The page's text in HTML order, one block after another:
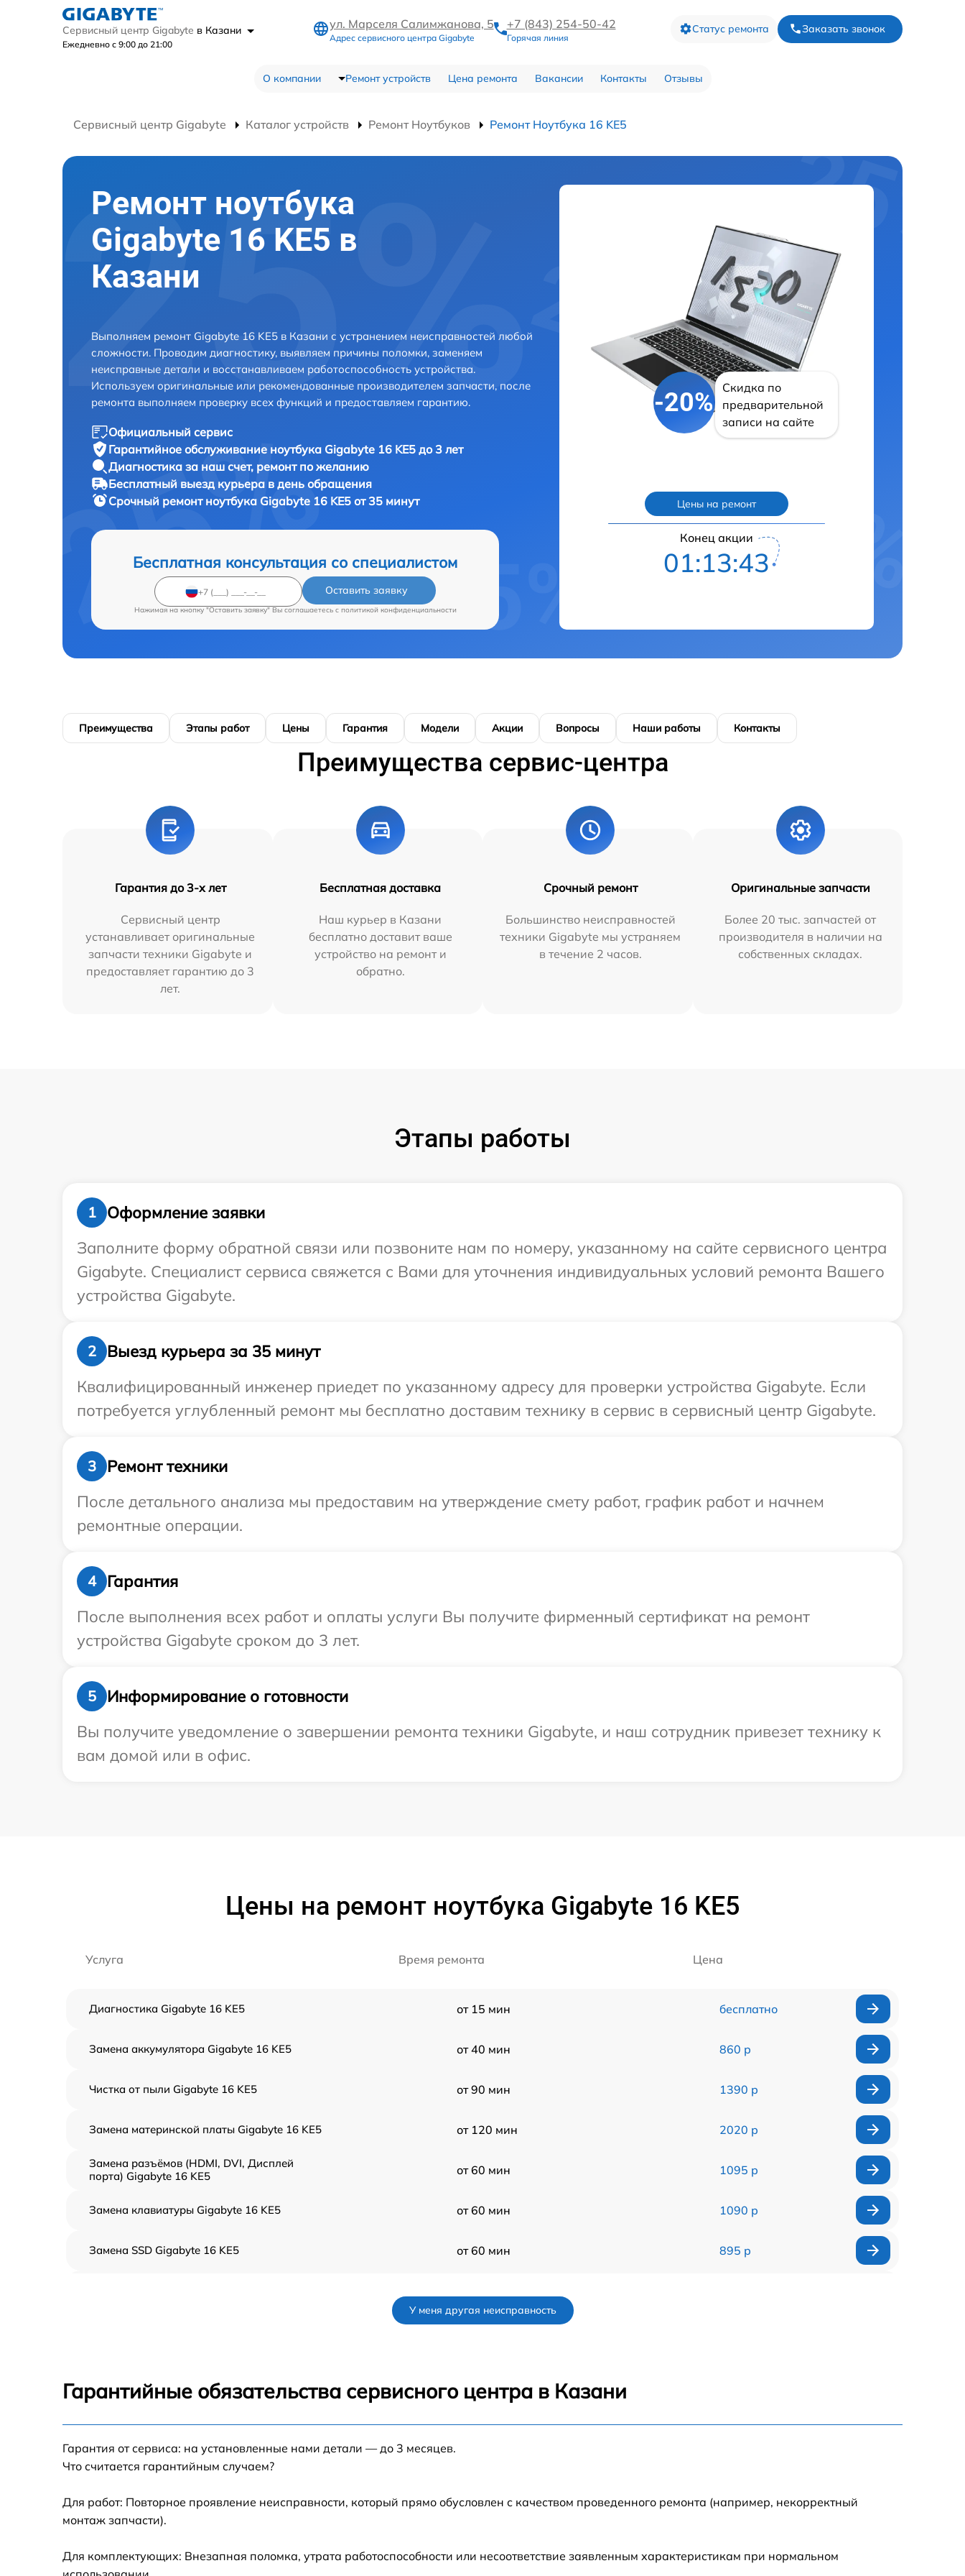
Сервисный центр Gigabyte в Казани
Ежедневно с 9:00 до 21:00
ул. Марселя Салимжанова, 5
Адрес сервисного центра Gigabyte
+7 (843) 254-50-42
Горячая линия
Статус ремонта Заказать звонок
О компании Ремонт устройств Цена ремонта Вакансии Контакты Отзывы
Сервисный центр Gigabyte Каталог устройств Ремонт Ноутбуков Ремонт Ноутбука 16 KE5
Ремонт ноутбука
Gigabyte 16 KE5 в
Казани
Выполняем ремонт Gigabyte 16 KE5 в Казани с устранением неисправностей любой
сложности. Проводим диагностику, выявляем причины поломки, заменяем
неисправные детали и восстанавливаем работоспособность устройства.
Используем оригинальные или рекомендованные производителем запчасти, после
ремонта выполняем проверку всех функций и предоставляем гарантию.
Официальный сервис
Гарантийное обслуживание ноутбука Gigabyte 16 KE5 до 3 лет
Диагностика за наш счет, ремонт по желанию
Бесплатный выезд курьера в день обращения
Срочный ремонт ноутбука Gigabyte 16 KE5 от 35 минут
Бесплатная консультация со специалистом
Оставить заявку
Нажимая на кнопку "Оставить заявку" Вы соглашаетесь c политикой конфиденциальности
-20%
Скидка по
предварительной
записи на сайте
Цены на ремонт
Конец акции
01:13:42
Преимущества Этапы работ Цены Гарантия Модели Акции Вопросы Наши работы Контакты
Преимущества сервис-центра
Гарантия до 3-х лет
Сервисный центр
устанавливает оригинальные
запчасти техники Gigabyte и
предоставляет гарантию до 3
лет.
Бесплатная доставка
Наш курьер в Казани
бесплатно доставит ваше
устройство на ремонт и
обратно.
Срочный ремонт
Большинство неисправностей
техники Gigabyte мы устраняем
в течение 2 часов.
Оригинальные запчасти
Более 20 тыс. запчастей от
производителя в наличии на
собственных складах.
Этапы работы
1
Оформление заявки
Заполните форму обратной связи или позвоните нам по номеру, указанному на сайте сервисного центра
Gigabyte. Специалист сервиса свяжется с Вами для уточнения индивидуальных условий ремонта Вашего
устройства Gigabyte.
2
Выезд курьера за 35 минут
Квалифицированный инженер приедет по указанному адресу для проверки устройства Gigabyte. Если
потребуется углубленный ремонт мы бесплатно доставим технику в сервис в сервисный центр Gigabyte.
3
Ремонт техники
После детального анализа мы предоставим на утверждение смету работ, график работ и начнем
ремонтные операции.
4
Гарантия
После выполнения всех работ и оплаты услуги Вы получите фирменный сертификат на ремонт
устройства Gigabyte сроком до 3 лет.
5
Информирование о готовности
Вы получите уведомление о завершении ремонта техники Gigabyte, и наш сотрудник привезет технику к
вам домой или в офис.
Цены на ремонт ноутбука Gigabyte 16 KE5
Услуга Время ремонта Цена
Диагностика Gigabyte 16 KE5 от 15 мин бесплатно
Замена аккумулятора Gigabyte 16 KE5 от 40 мин 860 р
Чистка от пыли Gigabyte 16 KE5 от 90 мин 1390 р
Замена материнской платы Gigabyte 16 KE5 от 120 мин 2020 р
Замена разъёмов (HDMI, DVI, Дисплей
порта) Gigabyte 16 KE5
от 60 мин 1095 р
Замена клавиатуры Gigabyte 16 KE5 от 60 мин 1090 р
Замена SSD Gigabyte 16 KE5 от 60 мин 895 р
Замена системы охлаждения Gigabyte 16
Замена микрофона Gigabyte 16 KE5
У меня другая неисправность
Гарантийные обязательства сервисного центра в Казани
Гарантия от сервиса: на установленные нами детали — до 3 месяцев.
Что считается гарантийным случаем?
Для работ: Повторное проявление неисправности, который прямо обусловлен с качеством проведенного ремонта (например, некорректный
монтаж запчасти).
Для комплектующих: Внезапная поломка, утрата работоспособности или несоответствие заявленным характеристикам при нормальном